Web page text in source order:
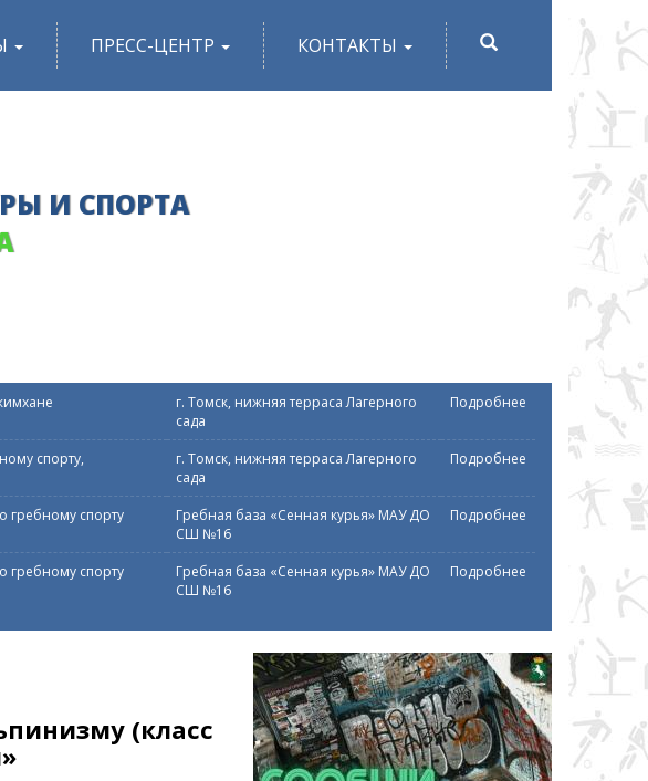
ПРЕСС-ЦЕНТР КОНТАКТЫ
И СПОРТА
г. Томск, нижняя терраса Лагерного
сада
Подробнее
спорту,
г. Томск, нижняя терраса Лагерного
сада
Подробнее
гребному спорту
Гребная база «Сенная курья» МАУ ДО
СШ №16
Подробнее
гребному спорту
Гребная база «Сенная курья» МАУ ДО
СШ №16
Подробнее
(класс